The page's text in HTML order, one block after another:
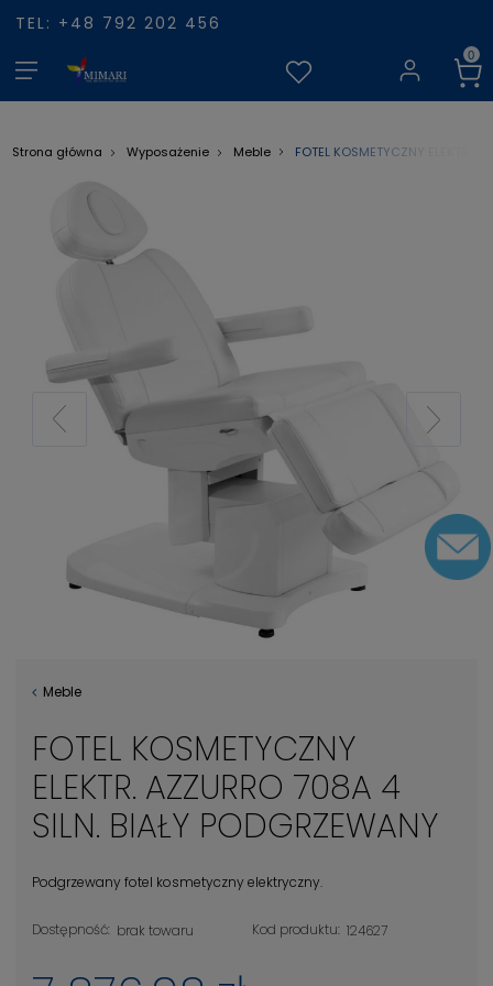
TEL: +48 792 202 456
Strona główna Wyposażenie Meble FOTEL KOSMETYCZNY ELEKTR.
Meble
FOTEL KOSMETYCZNY
ELEKTR. AZZURRO 708A 4
SILN. BIAŁY PODGRZEWANY
Podgrzewany fotel kosmetyczny elektryczny.
Dostępność: brak towaru Kod produktu: 124627